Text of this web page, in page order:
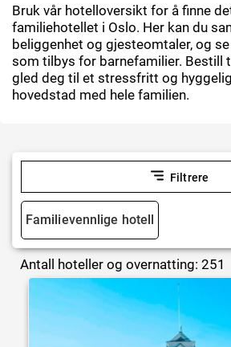
Bruk vår hotelloversikt for å finne
familiehotellet i Oslo. Her kan du
beliggenhet og gjesteomtaler, og
som tilbys for barnefamilier. Bestill
gled deg til et stressfritt og
hovedstad med hele familien.
Filtrere
Familievennlige hotell
Antall hoteller og overnatting: 251